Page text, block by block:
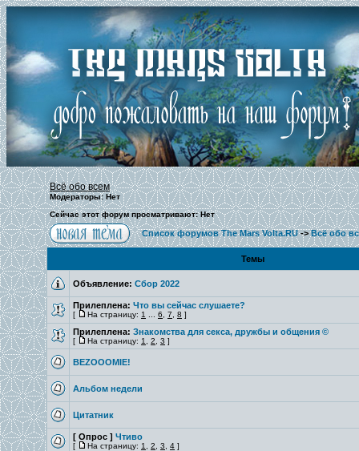
Всё обо всем
Модераторы: Нет
Сейчас этот форум просматривают: Нет
Список форумов The Mars Volta.RU->Всё обо
Темы
Объявление: Сбор 2022
Прилеплена: Что вы сейчас слушаете?
[ На страницу: 1 6 7 8 ]
Прилеплена: Знакомства для секса, дружбы и общения ©
[ На страницу: 1 2 3 ]
BEZOOOMIE!
Альбом недели
Цитатник
[ Опрос ] Чтиво
[ На страницу: 1 2 3 4 ]